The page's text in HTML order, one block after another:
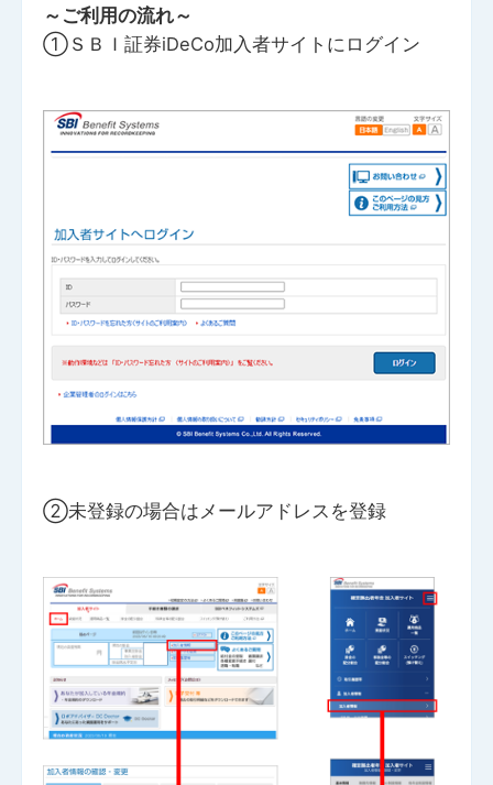
～ご利用の流れ～
①ＳＢＩ証券iDeCo加入者サイトにログイン
②未登録の場合はメールアドレスを登録